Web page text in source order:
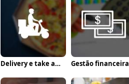
Delivery e take away Gestão financeira